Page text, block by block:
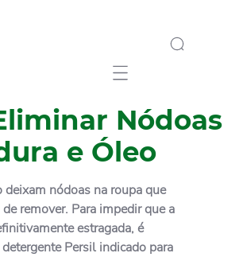
Mobile navigation
Nódoas
e Óleo
nódoas na roupa que
remover. Para impedir que a
estragada, é
Persil indicado para